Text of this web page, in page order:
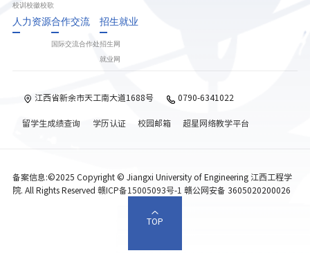
校训校徽校歌
人力资源合作交流
国际交流合作处
招生就业
招生网
就业网
江西省新余市天工南大道1688号 0790-6341022
留学生成绩查询 学历认证 校园邮箱 超星网络教学平台
备案信息:©2025 Copyright © Jiangxi University of Engineering 江西工程学
院. All Rights Reserved 赣ICP备15005093号-1 赣公网安备 3605020200026
TOP